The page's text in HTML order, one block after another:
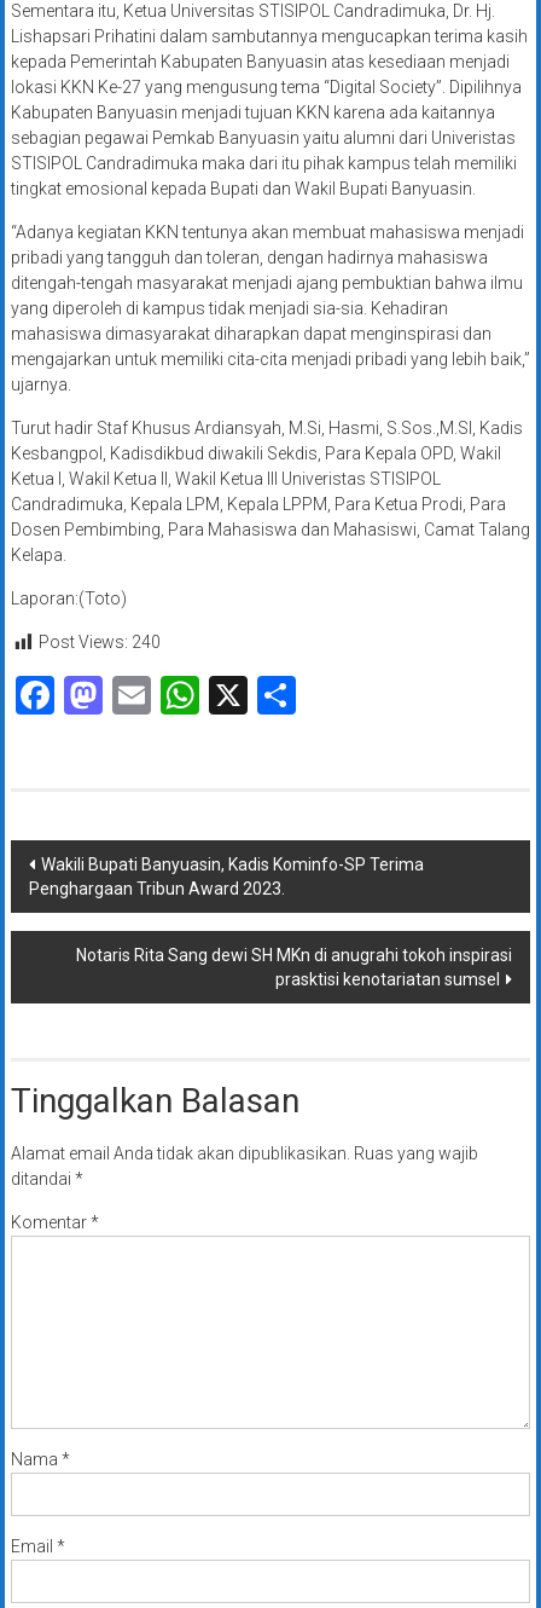
Sementara itu, Ketua Universitas STISIPOL Candradimuka, Dr. Hj.
Lishapsari Prihatini dalam sambutannya mengucapkan terima kasih
kepada Pemerintah Kabupaten Banyuasin atas kesediaan menjadi
lokasi KKN Ke-27 yang mengusung tema “Digital Society”. Dipilihnya
Kabupaten Banyuasin menjadi tujuan KKN karena ada kaitannya
sebagian pegawai Pemkab Banyuasin yaitu alumni dari Univeristas
STISIPOL Candradimuka maka dari itu pihak kampus telah memiliki
tingkat emosional kepada Bupati dan Wakil Bupati Banyuasin.
“Adanya kegiatan KKN tentunya akan membuat mahasiswa menjadi
pribadi yang tangguh dan toleran, dengan hadirnya mahasiswa
ditengah-tengah masyarakat menjadi ajang pembuktian bahwa ilmu
yang diperoleh di kampus tidak menjadi sia-sia. Kehadiran
mahasiswa dimasyarakat diharapkan dapat menginspirasi dan
mengajarkan untuk memiliki cita-cita menjadi pribadi yang lebih baik,”
ujarnya.
Turut hadir Staf Khusus Ardiansyah, M.Si, Hasmi, S.Sos.,M.SI, Kadis
Kesbangpol, Kadisdikbud diwakili Sekdis, Para Kepala OPD, Wakil
Ketua l, Wakil Ketua ll, Wakil Ketua lll Univeristas STISIPOL
Candradimuka, Kepala LPM, Kepala LPPM, Para Ketua Prodi, Para
Dosen Pembimbing, Para Mahasiswa dan Mahasiswi, Camat Talang
Kelapa.
Laporan:(Toto)
Post Views: 240
Facebook
Mastodon
EmailWhatsApp
X Share
Navigasi
pos
Wakili Bupati Banyuasin, Kadis Kominfo-SP Terima
Penghargaan Tribun Award 2023.
Notaris Rita Sang dewi SH MKn di anugrahi tokoh inspirasi
prasktisi kenotariatan sumsel
Tinggalkan Balasan
Alamat email Anda tidak akan dipublikasikan. Ruas yang wajib
ditandai *
Komentar*
Nama *
Email *